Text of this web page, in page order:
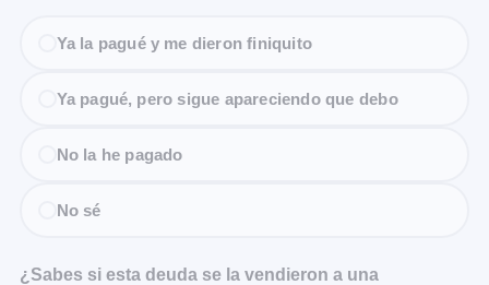
Ya la pagué y me dieron finiquito
Ya pagué, pero sigue apareciendo que debo
No la he pagado
No sé
¿Sabes si esta deuda se la vendieron a una